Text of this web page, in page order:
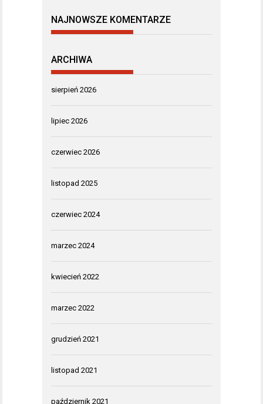
NAJNOWSZE KOMENTARZE
ARCHIWA
sierpień 2026
lipiec 2026
czerwiec 2026
listopad 2025
czerwiec 2024
marzec 2024
kwiecień 2022
marzec 2022
grudzień 2021
listopad 2021
październik 2021